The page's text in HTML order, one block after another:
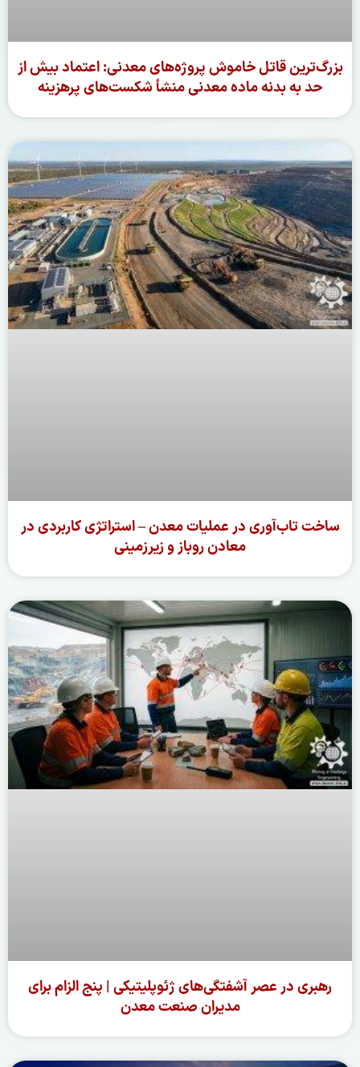
بزرگ‌ترین قاتل خاموش پروژه‌های معدنی: اعتماد بیش از
حد به بدنه ماده‌ معدنی منشأ شکست‌های پرهزینه
ساخت تاب‌آوری در عملیات معدن – استراتژی کاربردی در
معادن روباز و زیرزمینی
رهبری در عصر آشفتگی‌های ژئوپلیتیکی | پنج الزام برای
مدیران صنعت معدن